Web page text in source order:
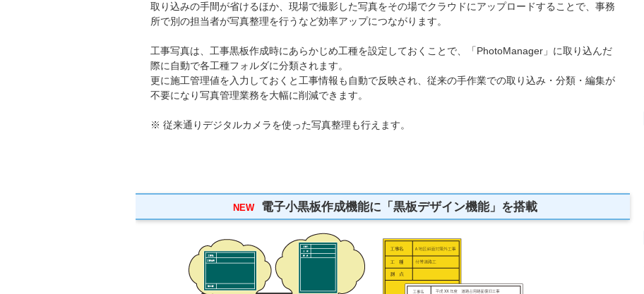
取り込みの手間が省けるほか、現場で撮影した写真をその場でクラウドにアップロードすることで、事務
所で別の担当者が写真整理を行うなど効率アップにつながります。
工事写真は、工事黒板作成時にあらかじめ工種を設定しておくことで、「PhotoManager」に取り込んだ
際に自動で各工種フォルダに分類されます。
更に施工管理値を入力しておくと工事情報も自動で反映され、従来の手作業での取り込み・分類・編集が
不要になり写真管理業務を大幅に削減できます。
※ 従来通りデジタルカメラを使った写真整理も行えます。
NEW電子小黒板作成機能に「黒板デザイン機能」を搭載